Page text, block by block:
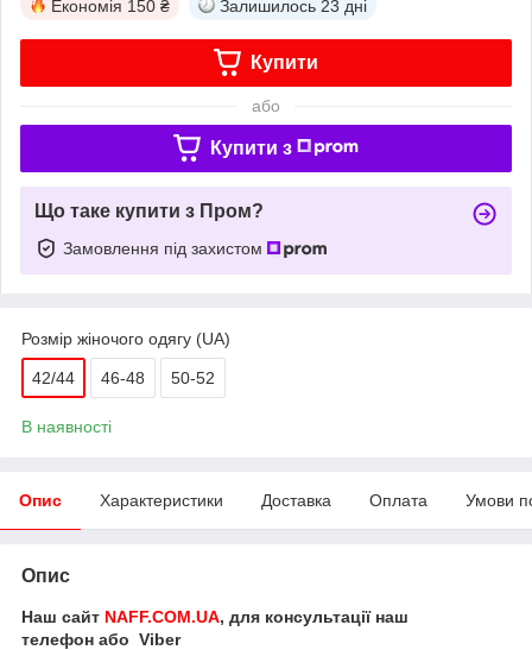
Економія 150 ₴ Залишилось 23 дні
Купити
або
Купити з
Що таке купити з Пром?
Замовлення під захистом
Розмір жіночого одягу (UA)
42/44 46-48 50-52
В наявності
Опис Характеристики Доставка Оплата Умови
Опис
Наш сайт NAFF.COM.UA, для консультації наш
телефон або Viber